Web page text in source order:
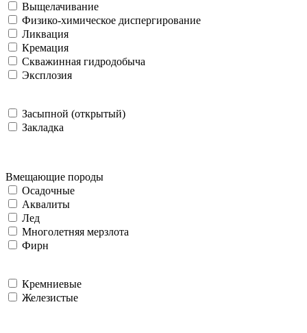
Выщелачивание
Физико-химическое диспергирование
Ликвация
Кремация
Скважинная гидродобыча
Эксплозия
Засыпной (открытый)
Закладка
Вмещающие породы
Осадочные
Аквалиты
Лед
Многолетняя мерзлота
Фирн
Кремниевые
Железистые